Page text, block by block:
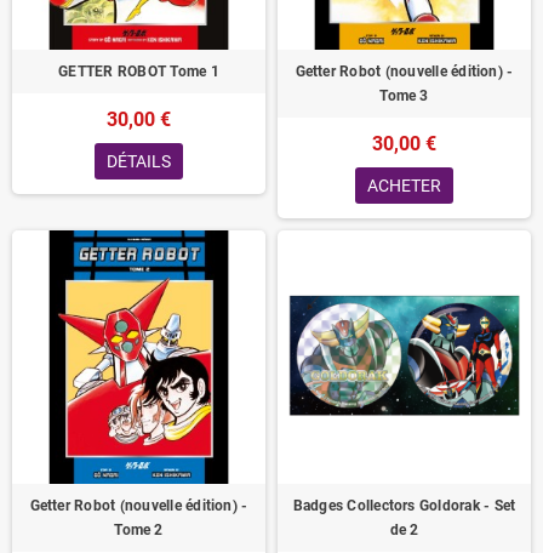
GETTER ROBOT Tome 1
30,00 €
DÉTAILS
Getter Robot (nouvelle édition) -
Tome 3
30,00 €
ACHETER
Getter Robot (nouvelle édition) -
Tome 2
Badges Collectors Goldorak - Set
de 2